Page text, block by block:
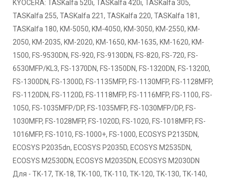
KYOCERA: TASKalfa 520i, TASKalfa 420i, TASKalfa 305,
TASKalfa 255, TASKalfa 221, TASKalfa 220, TASKalfa 181,
TASKalfa 180, KM-5050, KM-4050, KM-3050, KM-2550, KM-
2050, KM-2035, KM-2020, KM-1650, KM-1635, KM-1620, KM-
1500, FS-9530DN, FS-920, FS-9130DN, FS-820, FS-720, FS-
6530MFP/KL3, FS-1370DN, FS-1350DN, FS-1320DN, FS-1320D,
FS-1300DN, FS-1300D, FS-1135MFP, FS-1130MFP, FS-1128MFP,
FS-1120DN, FS-1120D, FS-1118MFP, FS-1116MFP, FS-1100, FS-
1050, FS-1035MFP/DP, FS-1035MFP, FS-1030MFP/DP, FS-
1030MFP, FS-1028MFP, FS-1020D, FS-1020, FS-1018MFP, FS-
1016MFP, FS-1010, FS-1000+, FS-1000, ECOSYS P2135DN,
ECOSYS P2035dn, ECOSYS P2035D, ECOSYS M2535DN,
ECOSYS M2530DN, ECOSYS M2035DN, ECOSYS M2030DN
Для - TK-17, TK-18, TK-100, TK-110, TK-120, TK-130, TK-140,